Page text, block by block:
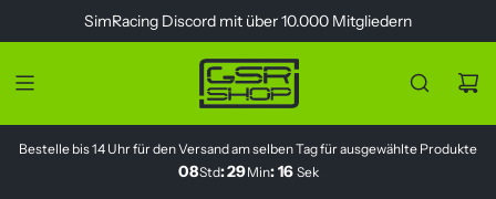
SimRacing Discord mit über 10.000 Mitgliedern
Bestelle bis 14 Uhr für den Versand am selben Tag für ausgewählte Produkte
08Std:29Min:16 Sek